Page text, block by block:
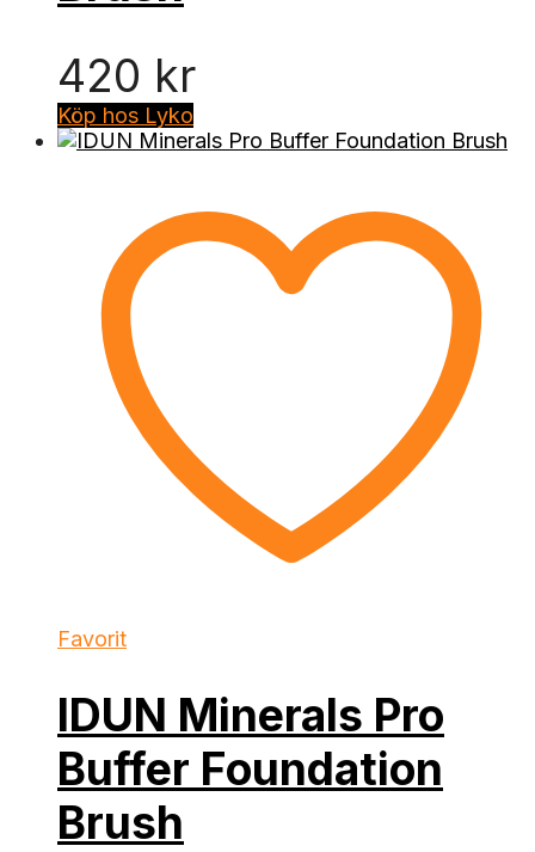
420 kr
Köp hos Lyko
Favorit
IDUN Minerals Pro
Buffer Foundation
Brush